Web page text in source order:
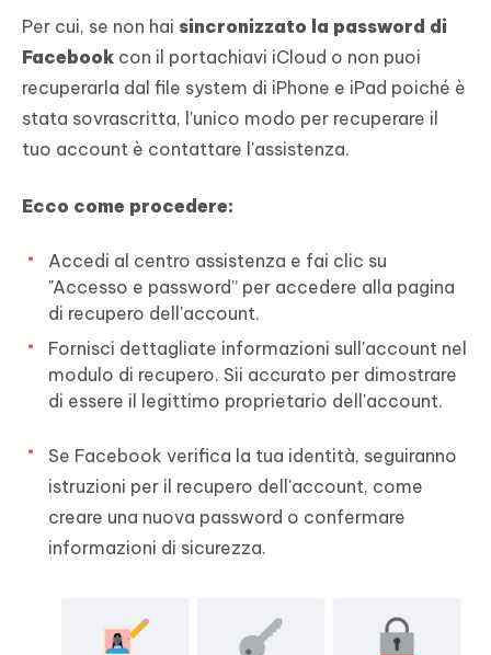
Per cui, se non hai sincronizzato la password di
Facebook con il portachiavi iCloud o non puoi
recuperarla dal file system di iPhone e iPad poiché è
stata sovrascritta, l'unico modo per recuperare il
tuo account è contattare l'assistenza.
Ecco come procedere:
Accedi al centro assistenza e fai clic su
"Accesso e password” per accedere alla pagina
di recupero dell'account.
Fornisci dettagliate informazioni sull'account nel
modulo di recupero. Sii accurato per dimostrare
di essere il legittimo proprietario dell'account.
Se Facebook verifica la tua identità, seguiranno
istruzioni per il recupero dell'account, come
creare una nuova password o confermare
informazioni di sicurezza.